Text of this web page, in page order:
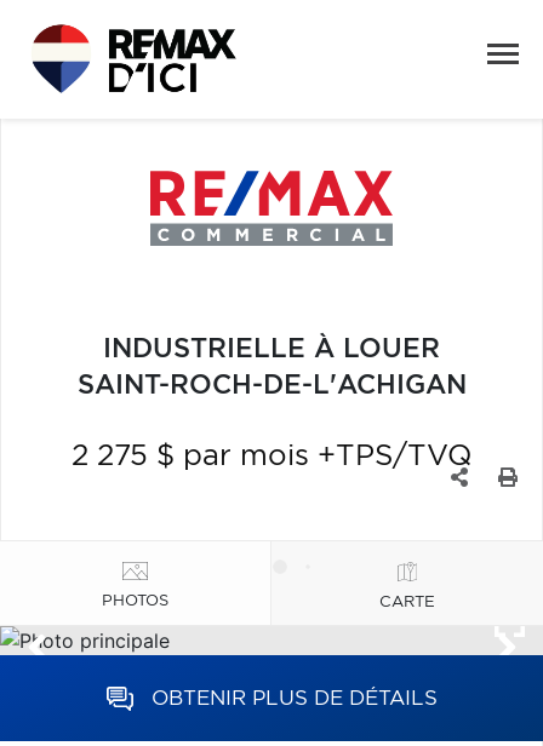
INDUSTRIELLE À LOUER
SAINT-ROCH-DE-L'ACHIGAN
2 275 $ par mois +TPS/TVQ
PHOTOS CARTE
OBTENIR PLUS DE DÉTAILS